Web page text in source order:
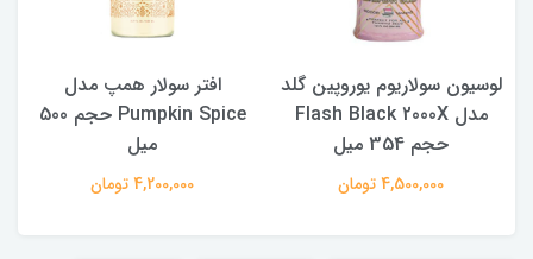
لوسیون سولاریوم یوروپین گلد
مدل Flash Black 2000X
حجم 354 میل
4,500,000 تومان
افتر سولار همپ مدل
Pumpkin Spice حجم 500
میل
4,200,000 تومان